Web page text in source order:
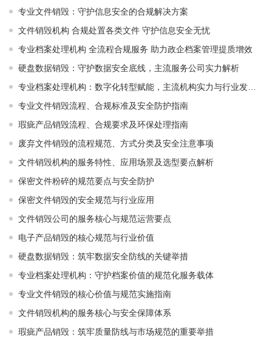
专业文件销毁：守护信息安全的合规解决方案
文件销毁机构 合规处置各类文件 守护信息安全无忧
专业档案处理机构 全流程合规服务 助力政企档案管理提质增效
硬盘数据销毁：守护数据安全底线，主流服务公司实力解析
专业档案处理机构：数字化转型赋能，主流机构实力与行业发展解析
专业文件销毁流程、合规标准及安全防护指南
瑕疵产品销毁流程、合规要求及环保处理指南
废弃文件销毁的流程规范、方式分类及安全注意事项
文件销毁机构的服务特性、应用场景及选型要点解析
保密文件粉碎的规范要点与安全防护
保密文件销毁的安全规范与行业应用
文件销毁公司的服务核心与规范运营要点
电子产品销毁的核心规范与行业价值
硬盘数据销毁：筑牢数据安全防线的关键举措
专业档案处理机构：守护档案价值的规范化服务载体
专业文件销毁的核心价值与规范实施指南
文件销毁机构的服务核心与安全保障体系
瑕疵产品销毁：筑牢质量防线与市场规范的重要举措